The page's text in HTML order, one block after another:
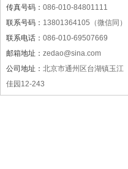
传真号码： 086-010-84801111
联系号码： 13801364105（微信同）
联系电话： 086-010-69507669
邮箱地址： zedao@sina.com
公司地址： 北京市通州区台湖镇玉江
佳园12-243